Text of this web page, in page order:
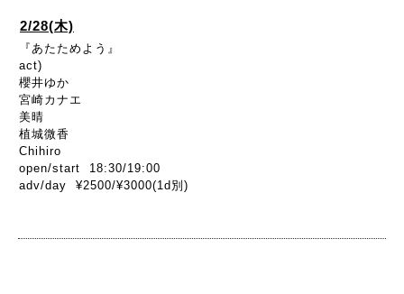
2/28(木)
『あたためよう』
act)
櫻井ゆか
宮崎カナエ
美晴
植城微香
Chihiro
open/start 18:30/19:00
adv/day ¥2500/¥3000(1d別)